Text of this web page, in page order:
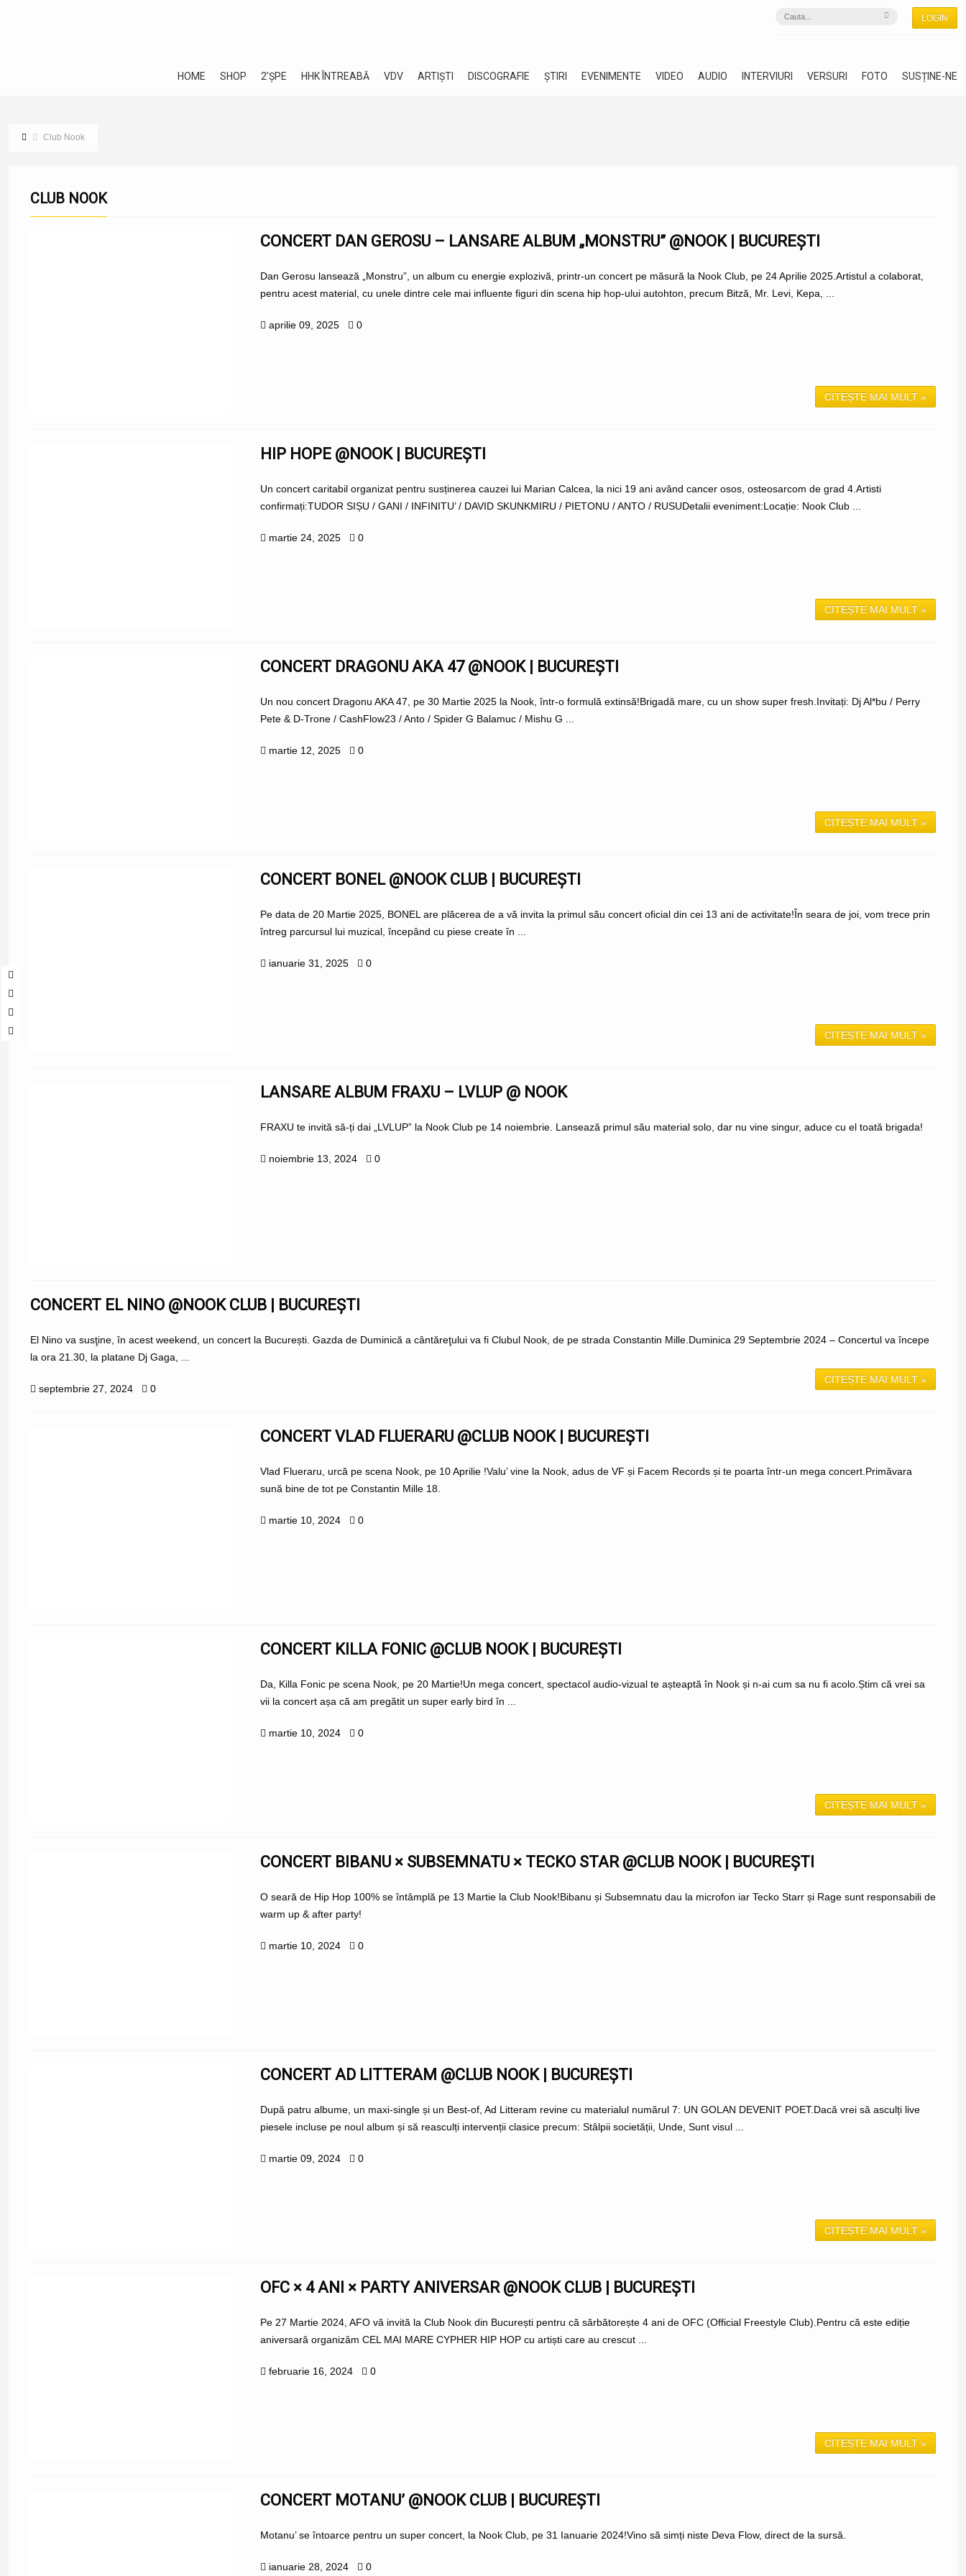
LOGIN
HOME SHOP 2’ȘPE HHK ÎNTREABĂ VDV ARTIȘTI DISCOGRAFIE ȘTIRI EVENIMENTE VIDEO AUDIO INTERVIURI VERSURI FOTO SUSȚINE-NE
Club Nook
CLUB NOOK
CONCERT DAN GEROSU – LANSARE ALBUM „MONSTRU” @NOOK | BUCUREȘTI
Dan Gerosu lansează „Monstru”, un album cu energie explozivă, printr-un concert pe măsură la Nook Club, pe 24 Aprilie 2025.Artistul a colaborat,
pentru acest material, cu unele dintre cele mai influente figuri din scena hip hop-ului autohton, precum Bitză, Mr. Levi, Kepa, ...
CITEȘTE MAI MULT »
aprilie 09, 2025 0
HIP HOPE @NOOK | BUCUREȘTI
Un concert caritabil organizat pentru susținerea cauzei lui Marian Calcea, la nici 19 ani având cancer osos, osteosarcom de grad 4.Artisti
confirmați:TUDOR SIȘU / GANI / INFINITU’ / DAVID SKUNKMIRU / PIETONU / ANTO / RUSUDetalii eveniment:Locație: Nook Club ...
CITEȘTE MAI MULT »
martie 24, 2025 0
CONCERT DRAGONU AKA 47 @NOOK | BUCUREȘTI
Un nou concert Dragonu AKA 47, pe 30 Martie 2025 la Nook, într-o formulă extinsă!Brigadă mare, cu un show super fresh.Invitați: Dj Al*bu / Perry
Pete & D-Trone / CashFlow23 / Anto / Spider G Balamuc / Mishu G ...
CITEȘTE MAI MULT »
martie 12, 2025 0
CONCERT BONEL @NOOK CLUB | BUCUREȘTI
Pe data de 20 Martie 2025, BONEL are plăcerea de a vă invita la primul său concert oficial din cei 13 ani de activitate!În seara de joi, vom trece prin
întreg parcursul lui muzical, începând cu piese create în ...
CITEȘTE MAI MULT »
ianuarie 31, 2025 0
LANSARE ALBUM FRAXU – LVLUP @ NOOK
FRAXU te invită să-ți dai „LVLUP” la Nook Club pe 14 noiembrie. Lansează primul său material solo, dar nu vine singur, aduce cu el toată brigada!
noiembrie 13, 2024 0
CONCERT EL NINO @NOOK CLUB | BUCUREȘTI
El Nino va susţine, în acest weekend, un concert la București. Gazda de Duminică a cântăreţului va fi Clubul Nook, de pe strada Constantin Mille.Duminica 29 Septembrie 2024 – Concertul va începe
la ora 21.30, la platane Dj Gaga, ...
CITEȘTE MAI MULT »
septembrie 27, 2024
0
CONCERT VLAD FLUERARU @CLUB NOOK | BUCUREȘTI
Vlad Flueraru, urcă pe scena Nook, pe 10 Aprilie !Valu’ vine la Nook, adus de VF și Facem Records și te poarta într-un mega concert.Primăvara
sună bine de tot pe Constantin Mille 18.
martie 10, 2024 0
CONCERT KILLA FONIC @CLUB NOOK | BUCUREȘTI
Da, Killa Fonic pe scena Nook, pe 20 Martie!Un mega concert, spectacol audio-vizual te așteaptă în Nook și n-ai cum sa nu fi acolo.Știm că vrei sa
vii la concert așa că am pregătit un super early bird în ...
CITEȘTE MAI MULT »
martie 10, 2024 0
CONCERT BIBANU × SUBSEMNATU × TECKO STAR @CLUB NOOK | BUCUREȘTI
O seară de Hip Hop 100% se întâmplă pe 13 Martie la Club Nook!Bibanu și Subsemnatu dau la microfon iar Tecko Starr și Rage sunt responsabili de
warm up & after party!
martie 10, 2024 0
CONCERT AD LITTERAM @CLUB NOOK | BUCUREȘTI
După patru albume, un maxi-single și un Best-of, Ad Litteram revine cu materialul numărul 7: UN GOLAN DEVENIT POET.Dacă vrei să asculți live
piesele incluse pe noul album și să reasculți intervenții clasice precum: Stâlpii societății, Unde, Sunt visul ...
CITEȘTE MAI MULT »
martie 09, 2024 0
OFC × 4 ANI × PARTY ANIVERSAR @NOOK CLUB | BUCUREȘTI
Pe 27 Martie 2024, AFO vă invită la Club Nook din București pentru că sărbătorește 4 ani de OFC (Official Freestyle Club).Pentru că este ediție
aniversară organizăm CEL MAI MARE CYPHER HIP HOP cu artiști care au crescut ...
CITEȘTE MAI MULT »
februarie 16, 2024 0
CONCERT MOTANU’ @NOOK CLUB | BUCUREȘTI
Motanu’ se întoarce pentru un super concert, la Nook Club, pe 31 Ianuarie 2024!Vino să simți niste Deva Flow, direct de la sursă.
ianuarie 28, 2024 0